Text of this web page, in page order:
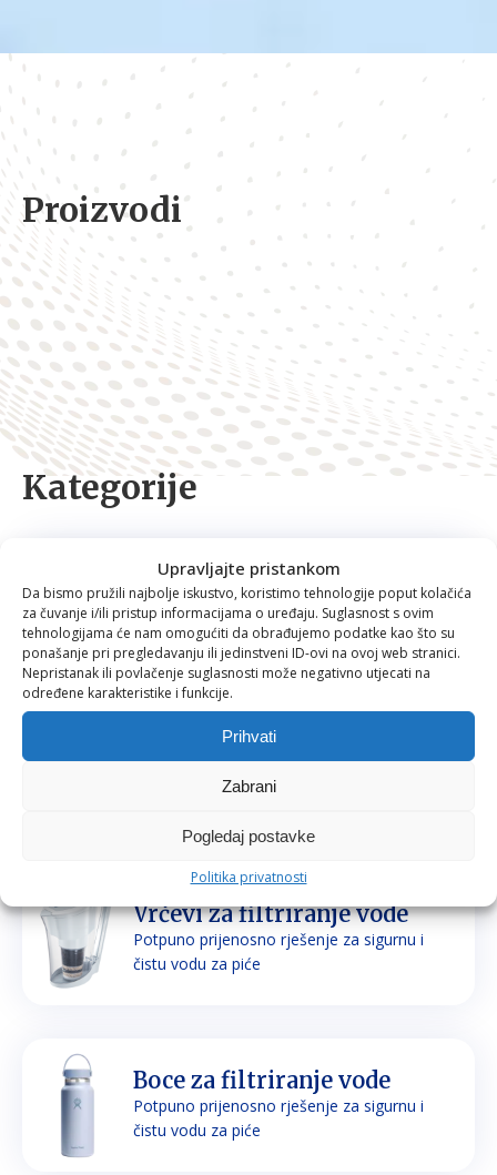
Upravljajte pristankom
Da bismo pružili najbolje iskustvo, koristimo tehnologije poput kolačića
za čuvanje i/ili pristup informacijama o uređaju. Suglasnost s ovim
tehnologijama će nam omogućiti da obrađujemo podatke kao što su
ponašanje pri pregledavanju ili jedinstveni ID-ovi na ovoj web stranici.
Nepristanak ili povlačenje suglasnosti može negativno utjecati na
određene karakteristike i funkcije.
Prihvati
Zabrani
Pogledaj postavke
Politika privatnosti
Kategorije
Filteri za vodu
Prirodno filtriranje i mineraliziranje vode za
piće i kuhanje
Tuš glave
Prirodno filtriranje vode za tuširanje
Vrčevi za filtriranje vode
Potpuno prijenosno rješenje za sigurnu i
čistu vodu za piće
Boce za filtriranje vode
Potpuno prijenosno rješenje za sigurnu i
čistu vodu za piće
Proizvodi